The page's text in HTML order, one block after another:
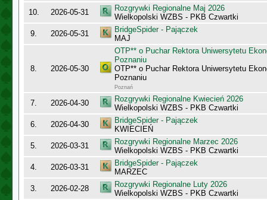
10. 2026-05-31
Rozgrywki Regionalne Maj 2026
Wielkopolski WZBS - PKB Czwartki
9.
2026-05-31
BridgeSpider - Pajączek
MAJ
8. 2026-05-30
OTP** o Puchar Rektora Uniwersytetu
Poznaniu
OTP** o Puchar Rektora Uniwersytetu
Poznaniu
Poznań
7. 2026-04-30
Rozgrywki Regionalne Kwiecień 2026
Wielkopolski WZBS - PKB Czwartki
6.
2026-04-30
BridgeSpider - Pajączek
KWIECIEŃ
5.
2026-03-31
Rozgrywki Regionalne Marzec 2026
Wielkopolski WZBS - PKB Czwartki
4.
2026-03-31
BridgeSpider - Pajączek
MARZEC
3.
2026-02-28
Rozgrywki Regionalne Luty 2026
Wielkopolski WZBS - PKB Czwartki